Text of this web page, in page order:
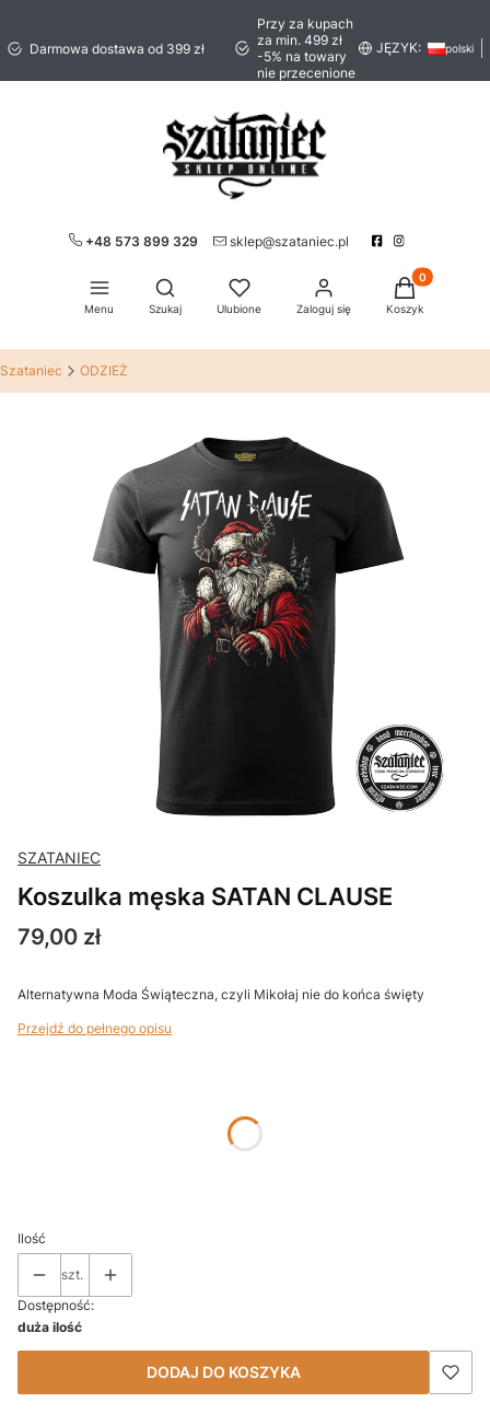
Darmowa dostawa od 399 zł
Przy za kupach
za min. 499 zł
-5% na towary
nie przecenione
JĘZYK: polski
+48 573 899 329 sklep@szataniec.pl
Menu
Otwórz wyszukiwarkę
Szukaj Ulubione Zaloguj się
Produkty w
Koszyk
Szataniec ODZIEŻ
SZATANIEC
Koszulka męska SATAN CLAUSE
Cena
79,00 zł
Alternatywna Moda Świąteczna, czyli Mikołaj nie do końca święty
Przejdź do pełnego opisu
Ilość
szt.
Dostępność:
duża ilość
DODAJ DO KOSZYKA